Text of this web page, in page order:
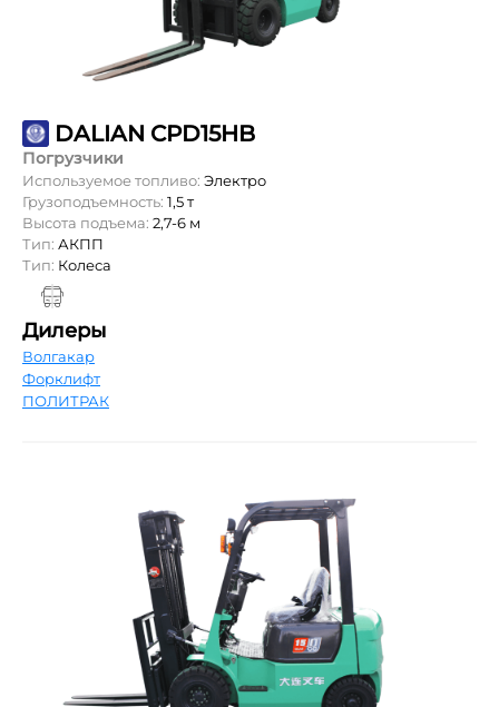
DALIAN CPD15HB
Погрузчики
Используемое топливо: Электро
Грузоподъемность: 1,5 т
Высота подъема: 2,7-6 м
Тип: АКПП
Тип: Колеса
Дилеры
Волгакар
Форклифт
ПОЛИТРАК